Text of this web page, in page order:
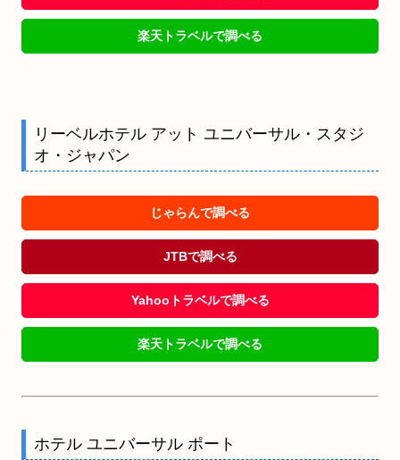
楽天トラベルで調べる
リーベルホテル アット ユニバーサル・スタジ
オ・ジャパン
じゃらんで調べる
JTBで調べる
Yahooトラベルで調べる
楽天トラベルで調べる
ホテル ユニバーサル ポート